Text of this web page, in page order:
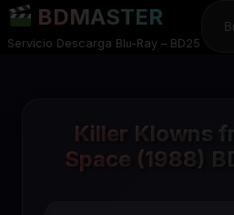
BDMASTER
Servicio Descarga Blu-Ray – BD25
Killer Klowns
Space (1988)